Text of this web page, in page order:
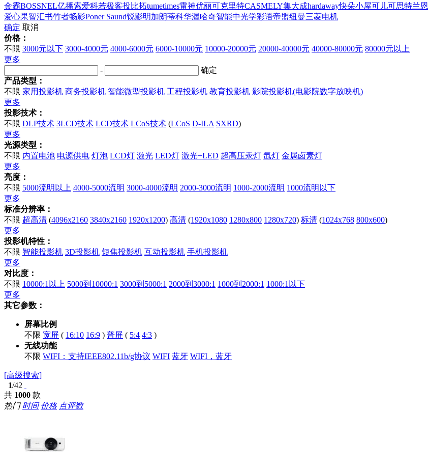
金霸BOSSNEL亿播索爱科若极客投比拓tumetimes雷神优丽可克里特CASMELY集大成hardaway快朵小屋可儿可思特兰恩
爱心果智汇书竹者畅影Poner Saund锐影明加朗蒂科华渥哈奇智能中光学彩语帝盟纽曼三菱电机
确定 取消
价格：
不限 3000元以下 3000-4000元 4000-6000元 6000-10000元 10000-20000元 20000-40000元 40000-80000元 80000元以上
更多
-
确定
产品类型：
不限 家用投影机 商务投影机 智能微型投影机 工程投影机 教育投影机 影院投影机(电影院数字放映机)
更多
投影技术：
不限 DLP技术 3LCD技术 LCD技术 LCoS技术 (LCoS D-ILA SXRD)
更多
光源类型：
不限 内置电池 电源供电 灯泡 LCD灯 激光 LED灯 激光+LED 超高压汞灯 氙灯 金属卤素灯
更多
亮度：
不限 5000流明以上 4000-5000流明 3000-4000流明 2000-3000流明 1000-2000流明 1000流明以下
更多
标准分辨率：
不限 超高清 (4096x2160 3840x2160 1920x1200) 高清 (1920x1080 1280x800 1280x720) 标清 (1024x768 800x600)
更多
投影机特性：
不限 智能投影机 3D投影机 短焦投影机 互动投影机 手机投影机
更多
对比度：
不限 10000:1以上 5000到10000:1 3000到5000:1 2000到3000:1 1000到2000:1 1000:1以下
更多
其它参数：
屏幕比例
不限 宽屏 ( 16:10 16:9 ) 普屏 ( 5:4 4:3 )
无线功能
不限 WIFI：支持IEEE802.11b/g协议 WIFI 蓝牙 WIFI，蓝牙
[高级搜索]
1/42
共 1000 款
热门 时间 价格 点评数